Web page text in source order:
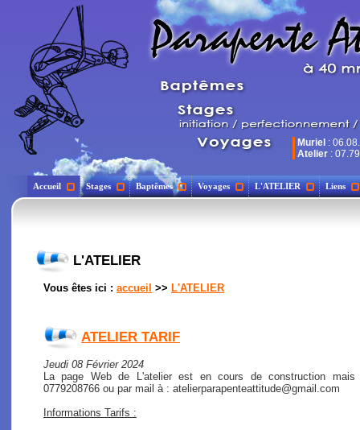
Muriel :
Atelier :
Accueil Stages Baptêmes Voyages L'ATELIER Liens
L'ATELIER
Vous êtes ici : accueil >> L'ATELIER
ATELIER TARIF
Jeudi 08 Février 2024
La page Web de L'atelier est en cours de construction
0779208766 ou par mail à : atelierparapenteattitude@gmail.com
Informations Tarifs :